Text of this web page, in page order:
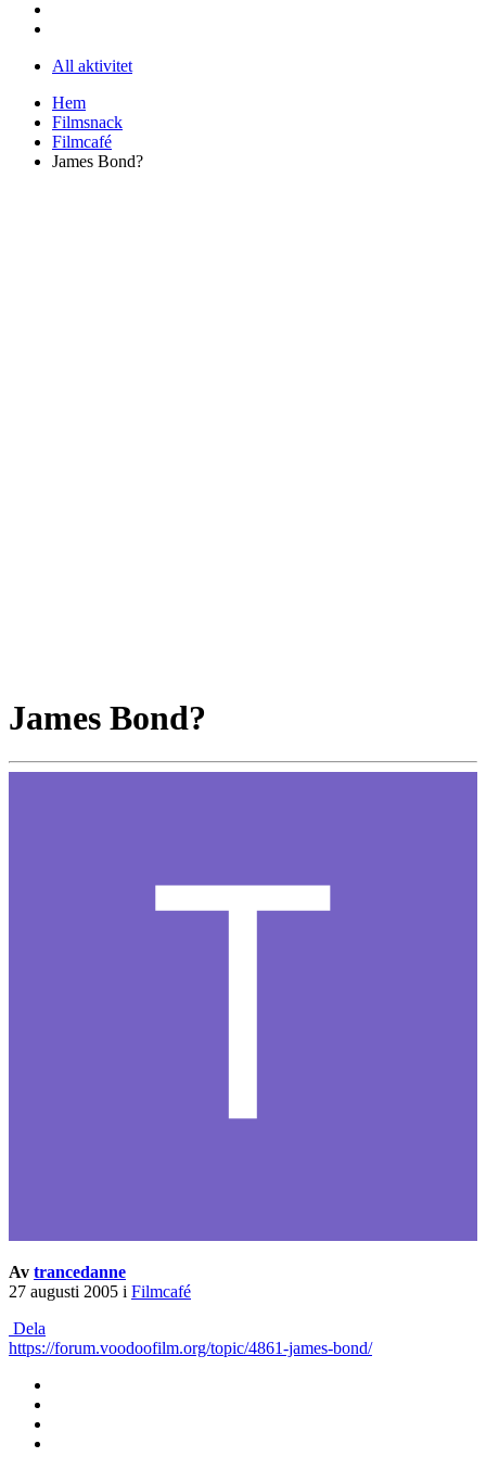
All aktivitet
Hem
Filmsnack
Filmcafé
James Bond?
James Bond?
Av trancedanne
27 augusti 2005 i Filmcafé
Dela
https://forum.voodoofilm.org/topic/4861-james-bond/